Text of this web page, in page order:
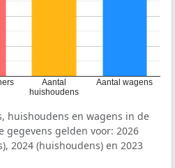
Aantal
huishoudens
Aantal wagens
huishoudens en wagens in de
gegevens gelden voor: 2026
2024 (huishoudens) en 2023